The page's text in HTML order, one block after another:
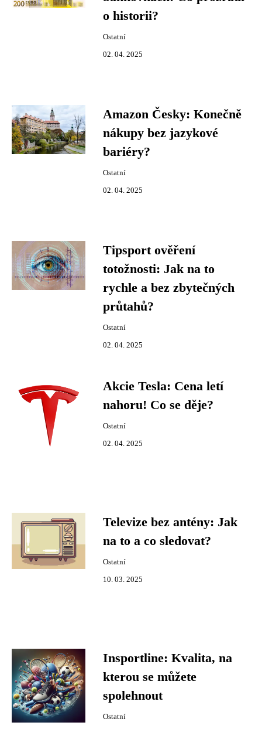
o historii?
Ostatní
02. 04. 2025
Amazon Česky: Konečně
nákupy bez jazykové
bariéry?
Ostatní
02. 04. 2025
Tipsport ověření
totožnosti: Jak na to
rychle a bez zbytečných
průtahů?
Ostatní
02. 04. 2025
Akcie Tesla: Cena letí
nahoru! Co se děje?
Ostatní
02. 04. 2025
Televize bez antény: Jak
na to a co sledovat?
Ostatní
10. 03. 2025
Insportline: Kvalita, na
kterou se můžete
spolehnout
Ostatní